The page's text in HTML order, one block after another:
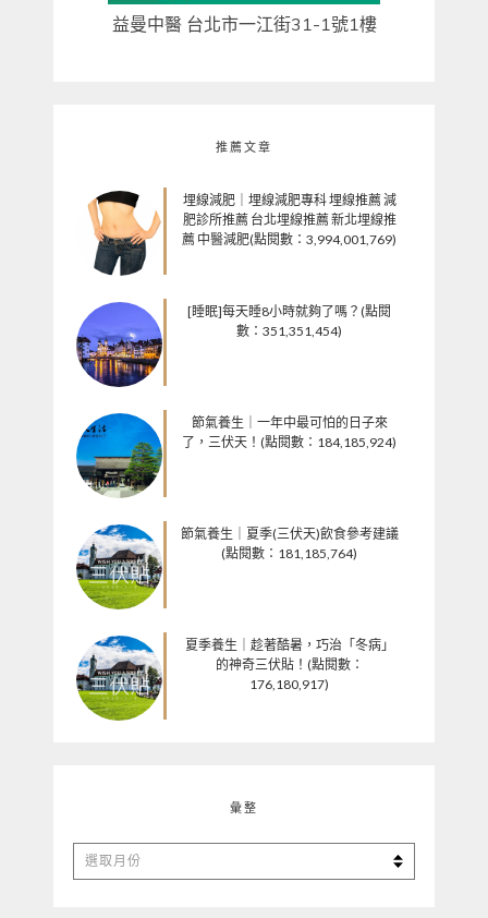
益曼中醫 台北市一江街31-1號1樓
推薦文章
埋線減肥｜埋線減肥專科 埋線推薦 減
肥診所推薦 台北埋線推薦 新北埋線推
薦 中醫減肥(點閱數：3,994,001,769)
[睡眠]每天睡8小時就夠了嗎？(點閱
數：351,351,454)
節氣養生｜一年中最可怕的日子來
了，三伏天！(點閱數：184,185,924)
節氣養生｜夏季(三伏天)飲食參考建議
(點閱數：181,185,764)
夏季養生｜趁著酷暑，巧治「冬病」
的神奇三伏貼！(點閱數：
176,180,917)
彙整
彙
整